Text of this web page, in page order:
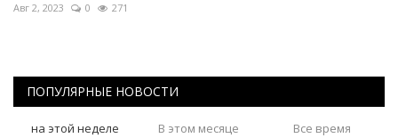
Авг 2, 2023 0 271
ПОПУЛЯРНЫЕ НОВОСТИ
на этой неделе В этом месяце Все время